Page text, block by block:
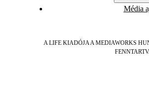
Média
A LIFE KIADÓJA A MEDIAWORKS